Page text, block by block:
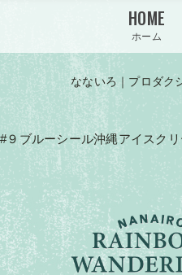
HOME
ホーム
なないろ｜プロダク
#９ブルーシール沖縄アイスク